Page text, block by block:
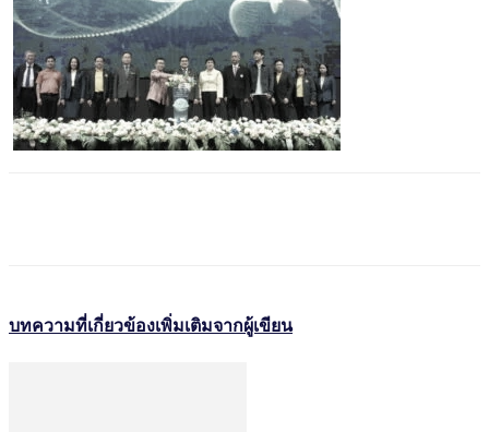
บทความที่เกี่ยวข้องเพิ่มเติมจากผู้เขียน